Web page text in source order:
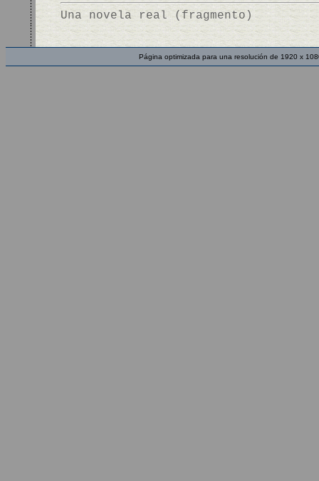
Una novela real (fragmento)
Página optimizada para una resolución de 1920 x